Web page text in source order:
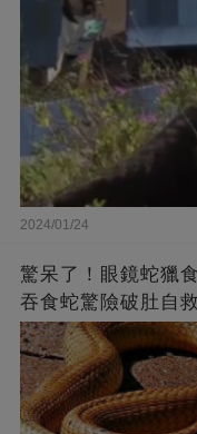
2024/01/24
驚呆了！眼鏡蛇獵
吞食蛇驚險破肚自